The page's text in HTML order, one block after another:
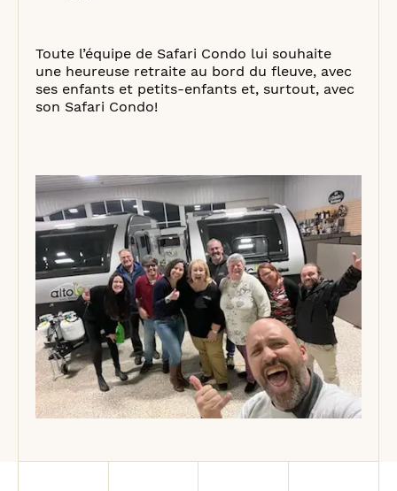
Toute l’équipe de Safari Condo lui souhaite
une heureuse retraite au bord du fleuve, avec
ses enfants et petits-enfants et, surtout, avec
son Safari Condo!